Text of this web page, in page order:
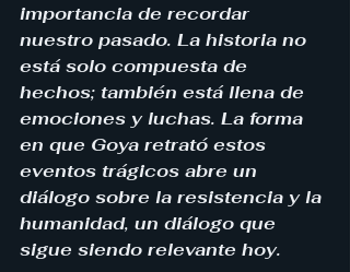
importancia de recordar
nuestro pasado. La historia no
está solo compuesta de
hechos; también está llena de
emociones y luchas. La forma
en que Goya retrató estos
eventos trágicos abre un
diálogo sobre la resistencia y la
humanidad, un diálogo que
sigue siendo relevante hoy.